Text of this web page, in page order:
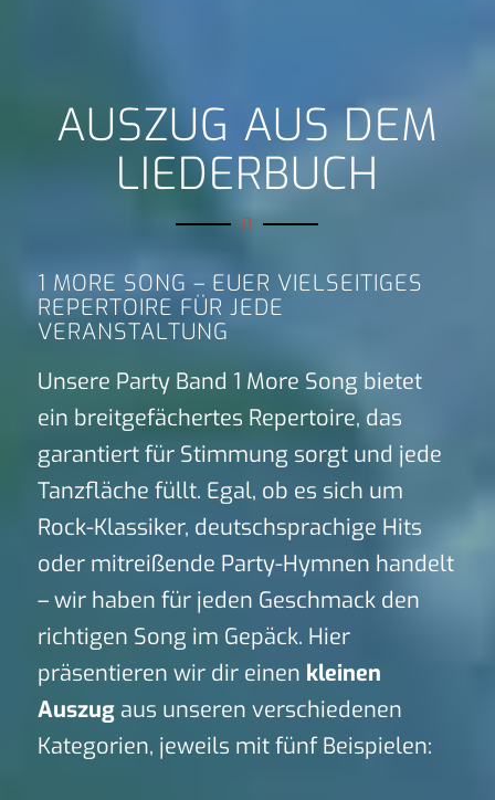
AUSZUG AUS DEM
LIEDERBUCH
1 MORE SONG – EUER VIELSEITIGES
REPERTOIRE FÜR JEDE
VERANSTALTUNG
Unsere Party Band 1 More Song bietet
ein breitgefächertes Repertoire, das
garantiert für Stimmung sorgt und jede
Tanzfläche füllt. Egal, ob es sich um
Rock-Klassiker, deutschsprachige Hits
oder mitreißende Party-Hymnen handelt
– wir haben für jeden Geschmack den
richtigen Song im Gepäck. Hier
präsentieren wir dir einen kleinen
Auszugaus unseren verschiedenen
Kategorien, jeweils mit fünf Beispielen: